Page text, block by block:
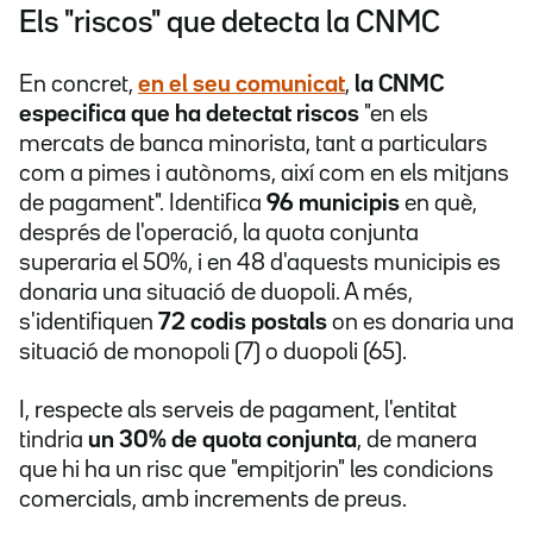
Els "riscos" que detecta la CNMC
En concret, en el seu comunicat, la CNMC
especifica que ha detectat riscos "en els
mercats de banca minorista, tant a particulars
com a pimes i autònoms, així com en els mitjans
de pagament". Identifica 96 municipis en què,
després de l'operació, la quota conjunta
superaria el 50%, i en 48 d'aquests municipis es
donaria una situació de duopoli. A més,
s'identifiquen 72 codis postals on es donaria una
situació de monopoli (7) o duopoli (65).
I, respecte als serveis de pagament, l'entitat
tindria un 30% de quota conjunta, de manera
que hi ha un risc que "empitjorin" les condicions
comercials, amb increments de preus.